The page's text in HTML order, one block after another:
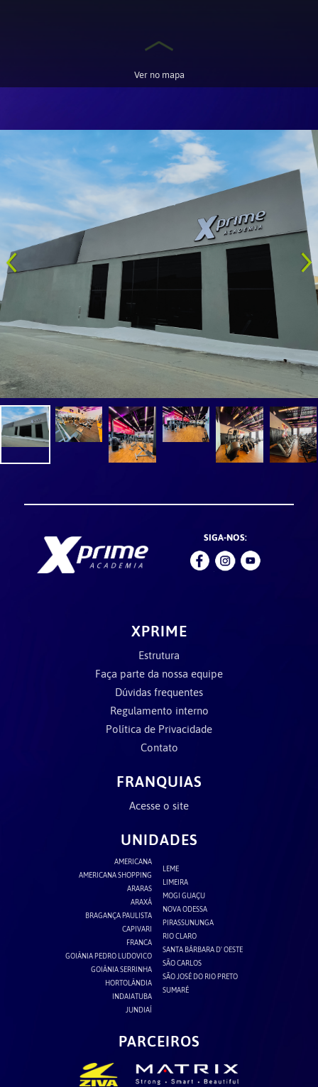
Ver no mapa
SIGA-NOS:
XPRIME
Estrutura
Faça parte da nossa equipe
Dúvidas frequentes
Regulamento interno
Política de Privacidade
Contato
FRANQUIAS
Acesse o site
UNIDADES
AMERICANA
AMERICANA SHOPPING
ARARAS
ARAXÁ
BRAGANÇA PAULISTA
CAPIVARI
FRANCA
GOIÂNIA PEDRO LUDOVICO
GOIÂNIA SERRINHA
HORTOLÂNDIA
INDAIATUBA
JUNDIAÍ
LEME
LIMEIRA
MOGI GUAÇU
NOVA ODESSA
PIRASSUNUNGA
RIO CLARO
SANTA BÁRBARA D' OESTE
SÃO CARLOS
SÃO JOSÉ DO RIO PRETO
SUMARÉ
PARCEIROS